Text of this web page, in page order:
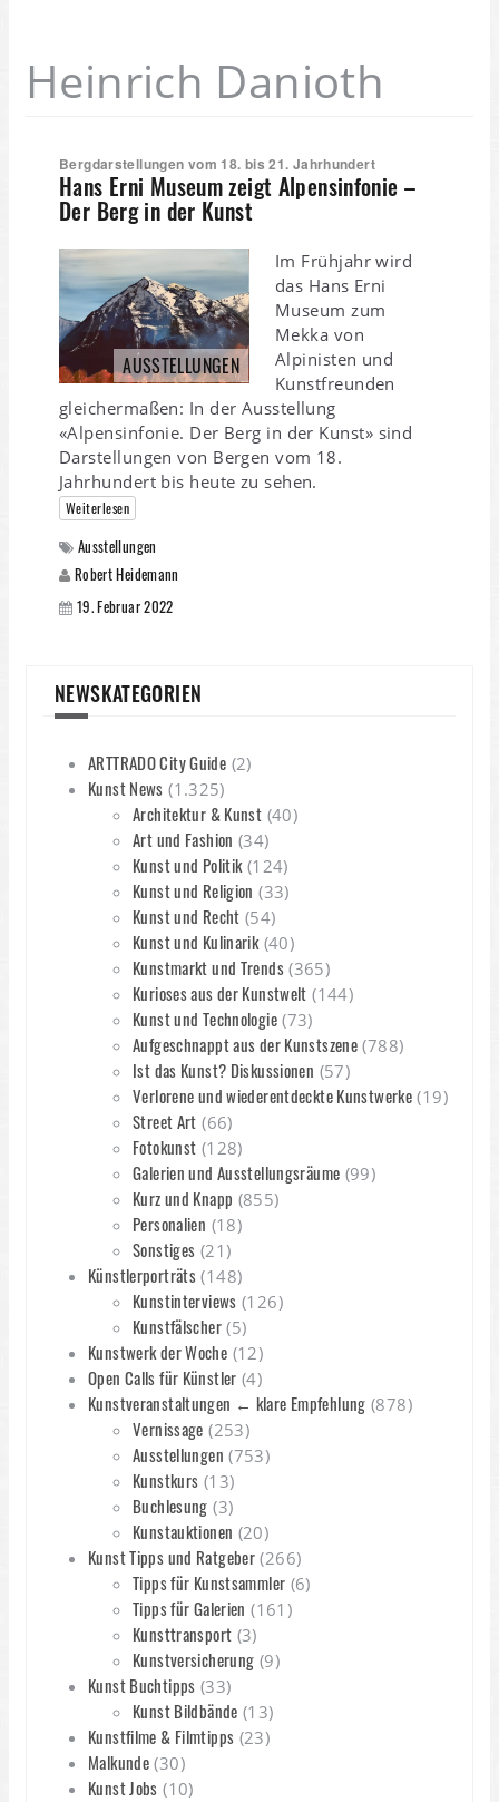
Heinrich Danioth
Bergdarstellungen vom 18. bis 21. Jahrhundert
Hans Erni Museum zeigt Alpensinfonie –
Der Berg in der Kunst
AUSSTELLUNGEN
Im Frühjahr wird
das Hans Erni
Museum zum
Mekka von
Alpinisten und
Kunstfreunden
gleichermaßen: In der Ausstellung
«Alpensinfonie. Der Berg in der Kunst» sind
Darstellungen von Bergen vom 18.
Jahrhundert bis heute zu sehen.
Weiterlesen
Ausstellungen
Robert Heidemann
19. Februar 2022
NEWSKATEGORIEN
ARTTRADO City Guide (2)
Kunst News (1.325)
Architektur & Kunst (40)
Art und Fashion (34)
Kunst und Politik(124)
Kunst und Religion (33)
Kunst und Recht (54)
Kunst und Kulinarik(40)
Kunstmarkt und Trends(365)
Kurioses aus der Kunstwelt (144)
Kunst und Technologie(73)
Aufgeschnappt aus der Kunstszene (788)
Ist das Kunst? Diskussionen (57)
Verlorene und wiederentdeckte Kunstwerke (19)
Street Art (66)
Fotokunst (128)
Galerien und Ausstellungsräume (99)
Kurz und Knapp (855)
Personalien (18)
Sonstiges (21)
Künstlerporträts (148)
Kunstinterviews (126)
Kunstfälscher(5)
Kunstwerk der Woche (12)
Open Calls für Künstler (4)
Kunstveranstaltungen ← klare Empfehlung (878)
Vernissage (253)
Ausstellungen (753)
Kunstkurs (13)
Buchlesung (3)
Kunstauktionen (20)
Kunst Tipps und Ratgeber (266)
Tipps für Kunstsammler (6)
Tipps für Galerien (161)
Kunsttransport (3)
Kunstversicherung (9)
Kunst Buchtipps (33)
Kunst Bildbände (13)
Kunstfilme & Filmtipps (23)
Malkunde (30)
Kunst Jobs (10)